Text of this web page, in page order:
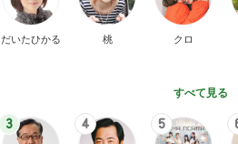
だいたひかる 桃 クロ
すべて見る
3 4 5